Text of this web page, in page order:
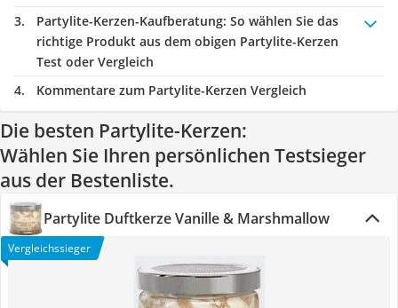
Partylite-Kerzen-Kaufberatung: So wählen Sie das
richtige Produkt aus dem obigen Partylite-Kerzen
Test oder Vergleich
Kommentare zum Partylite-Kerzen Vergleich
Die besten Partylite-Kerzen:
Wählen Sie Ihren persönlichen Testsieger
aus der Bestenliste.
Partylite Duftkerze Vanille & Marshmallow
Vergleichssieger